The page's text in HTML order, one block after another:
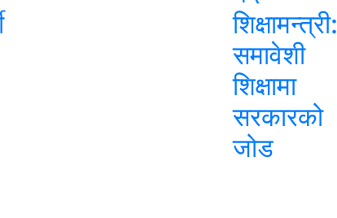
शिक्षामन्त्री:
समावेशी
शिक्षामा
सरकारको
जोड